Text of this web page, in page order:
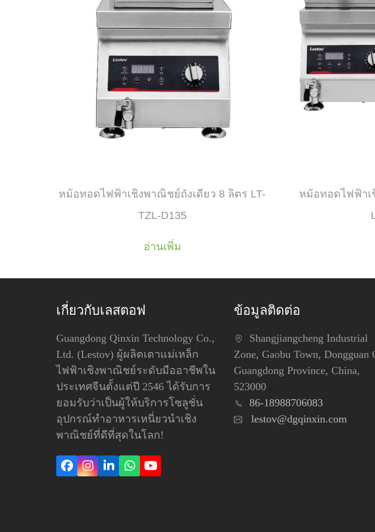
หม้อทอดไฟฟ้าเชิงพาณิชย์ถังเดียว 8 ลิตร LT-
TZL-D135
อ่านเพิ่ม
หม้อทอดไฟฟ้า
เกี่ยวกับเลสตอฟ
Guangdong Qinxin Technology Co.,
Ltd. (Lestov) ผู้ผลิตเตาแม่เหล็ก
ไฟฟ้าเชิงพาณิชย์ระดับมืออาชีพใน
ประเทศจีนตั้งแต่ปี 2546 ได้รับการ
ยอมรับว่าเป็นผู้ให้บริการโซลูชั่น
อุปกรณ์ทำอาหารเหนี่ยวนำเชิง
พาณิชย์ที่ดีที่สุดในโลก!
Facebook
Instagram
LinkedIn
วอ
YouTube
ข้อมูลติดต่อ
Shangjiangcheng Industrial
Zone, Gaobu Town, Dongguan
Guangdong Province, China,
523000
86-18988706083
lestov@dgqinxin.com